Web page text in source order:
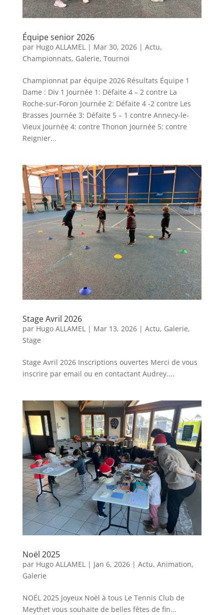
Équipe senior 2026
par Hugo ALLAMEL| Mar 30, 2026| Actu,
Championnats, Galerie, Tournoi
Championnat par équipe 2026 Résultats Équipe 1
Dame : Div 1 Journée 1: Défaite 4 – 2 contre La
Roche-sur-Foron Journée 2: Défaite 4 -2 contre Les
Brasses Journée 3: Défaite 5 – 1 contre Annecy-le-
Vieux Journée 4: contre Thonon Journée 5: contre
Reignier...
Stage Avril 2026
par Hugo ALLAMEL| Mar 13, 2026| Actu, Galerie,
Stage
Stage Avril 2026 Inscriptions ouvertes Merci de vous
inscrire par email ou en contactant Audrey....
Noël 2025
par Hugo ALLAMEL| Jan 6, 2026| Actu, Animation,
Galerie
NOËL 2025 Joyeux Noël à tous Le Tennis Club de
Meythet vous souhaite de belles fêtes de fin...